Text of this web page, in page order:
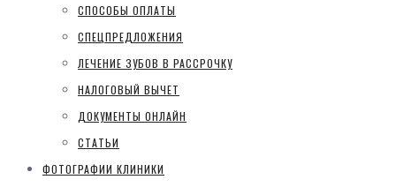
СПОСОБЫ ОПЛАТЫ
СПЕЦПРЕДЛОЖЕНИЯ
ЛЕЧЕНИЕ ЗУБОВ В РАССРОЧКУ
НАЛОГОВЫЙ ВЫЧЕТ
ДОКУМЕНТЫ ОНЛАЙН
СТАТЬИ
ФОТОГРАФИИ КЛИНИКИ